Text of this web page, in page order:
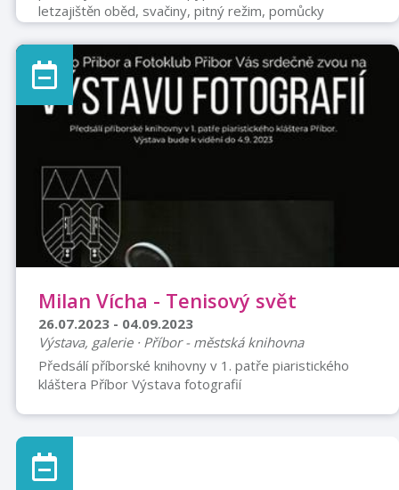
letzajištěn oběd, svačiny, pitný režim, pomůcky
Milan Vícha - Tenisový svět
26.07.2023 - 04.09.2023
Výstava, galerie · Příbor - městská knihovna
Předsálí příborské knihovny v 1. patře piaristického
kláštera Příbor Výstava fotografií